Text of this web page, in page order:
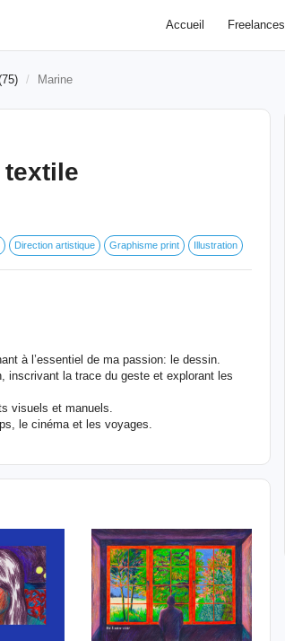
Accueil Freelances
Marine
Direction artistique Graphisme print Illustration
à l’essentiel de ma passion: le dessin.
inscrivant la trace du geste et explorant les
visuels et manuels.
le cinéma et les voyages.